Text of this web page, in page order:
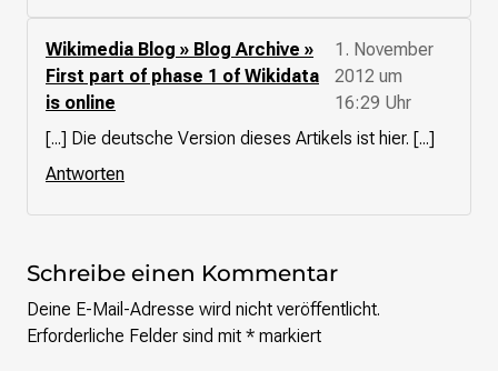
Zum Inhalt überspringen
Wikimedia Blog » Blog Archive »
First part of phase 1 of Wikidata
is online
1. November
2012 um
16:29 Uhr
[...] Die deutsche Version dieses Artikels ist hier. [...]
Antworten
Schreibe einen Kommentar
Deine E-Mail-Adresse wird nicht veröffentlicht.
Erforderliche Felder sind mit * markiert